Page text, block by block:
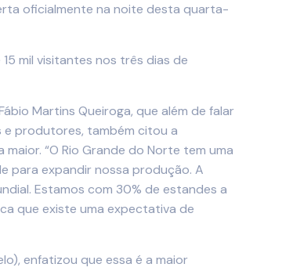
oficialmente na noite desta quarta-
mil visitantes nos três dias de
Martins Queiroga, que além de falar
e produtores, também citou a
“O Rio Grande do Norte tem uma
para expandir nossa produção. A
Estamos com 30% de estandes a
que existe uma expectativa de
enfatizou que essa é a maior